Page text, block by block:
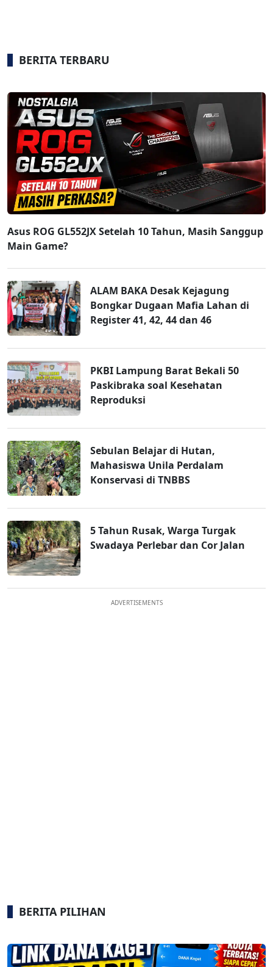
BERITA TERBARU
Asus ROG GL552JX Setelah 10 Tahun, Masih Sanggup
Main Game?
ALAM BAKA Desak Kejagung
Bongkar Dugaan Mafia Lahan di
Register 41, 42, 44 dan 46
PKBI Lampung Barat Bekali 50
Paskibraka soal Kesehatan
Reproduksi
Sebulan Belajar di Hutan,
Mahasiswa Unila Perdalam
Konservasi di TNBBS
5 Tahun Rusak, Warga Turgak
Swadaya Perlebar dan Cor Jalan
ADVERTISEMENTS
BERITA PILIHAN